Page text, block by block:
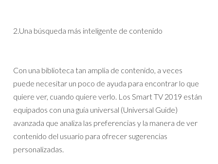
2.Una búsqueda más inteligente de contenido
Con una biblioteca tan amplia de contenido, a veces
puede necesitar un poco de ayuda para encontrar lo que
quiere ver, cuando quiere verlo. Los Smart TV 2019 están
equipados con una guía universal (Universal Guide)
avanzada que analiza las preferencias y la manera de ver
contenido del usuario para ofrecer sugerencias
personalizadas.